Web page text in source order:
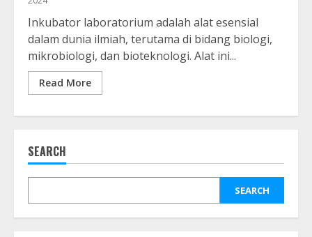
Inkubator laboratorium adalah alat esensial
dalam dunia ilmiah, terutama di bidang biologi,
mikrobiologi, dan bioteknologi. Alat ini...
Read More
SEARCH
SEARCH